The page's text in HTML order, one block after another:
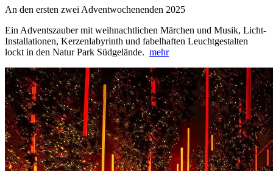
An den ersten zwei Adventwochenenden 2025
Ein Adventszauber mit weihnachtlichen Märchen und Musik, Licht-
Installationen, Kerzenlabyrinth und fabelhaften Leuchtgestalten
lockt in den Natur Park Südgelände. mehr